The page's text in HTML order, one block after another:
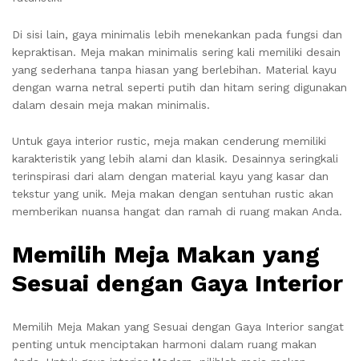
Di sisi lain, gaya minimalis lebih menekankan pada fungsi dan
kepraktisan. Meja makan minimalis sering kali memiliki desain
yang sederhana tanpa hiasan yang berlebihan. Material kayu
dengan warna netral seperti putih dan hitam sering digunakan
dalam desain meja makan minimalis.
Untuk gaya interior rustic, meja makan cenderung memiliki
karakteristik yang lebih alami dan klasik. Desainnya seringkali
terinspirasi dari alam dengan material kayu yang kasar dan
tekstur yang unik. Meja makan dengan sentuhan rustic akan
memberikan nuansa hangat dan ramah di ruang makan Anda.
Memilih Meja Makan yang
Sesuai dengan Gaya Interior
Memilih Meja Makan yang Sesuai dengan Gaya Interior sangat
penting untuk menciptakan harmoni dalam ruang makan